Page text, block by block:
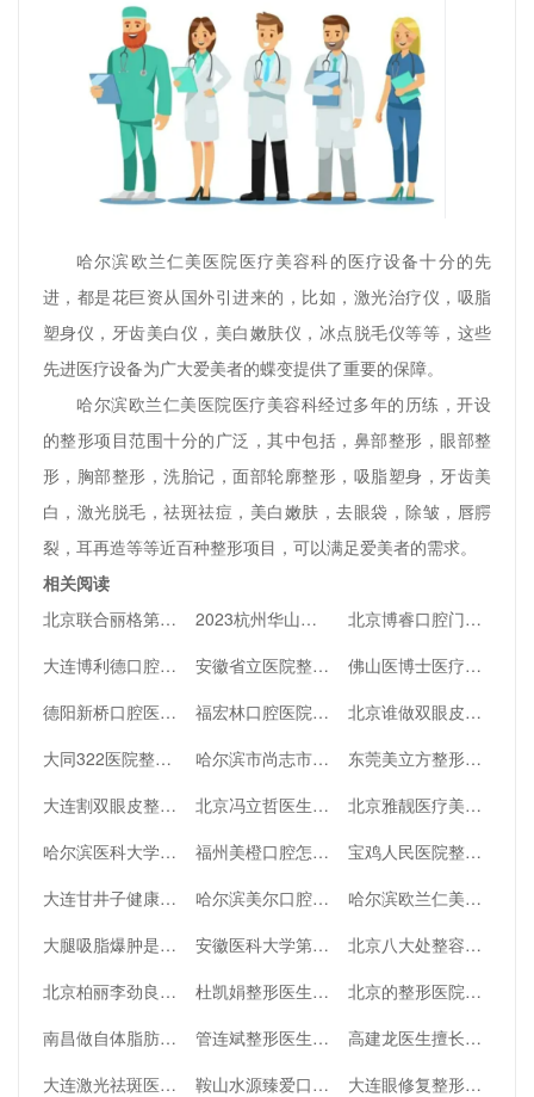
哈尔滨欧兰仁美医院医疗美容科的医疗设备十分的先
进，都是花巨资从国外引进来的，比如，激光治疗仪，吸脂
塑身仪，牙齿美白仪，美白嫩肤仪，冰点脱毛仪等等，这些
先进医疗设备为广大爱美者的蝶变提供了重要的保障。
哈尔滨欧兰仁美医院医疗美容科经过多年的历练，开设
的整形项目范围十分的广泛，其中包括，鼻部整形，眼部整
形，胸部整形，洗胎记，面部轮廓整形，吸脂塑身，牙齿美
白，激光脱毛，祛斑祛痘，美白嫩肤，去眼袋，除皱，唇腭
裂，耳再造等等近百种整形项目，可以满足爱美者的需求。
相关阅读
北京联合丽格第一医院，一家给明星做整形的医院
2023杭州华山连天美医疗美容医院简介！附垫下巴案例
北京博睿口腔门诊部怎么样？正规牙科口碑、坐诊医生资质简介
大连博利德口腔怎么样？医生介绍+擅长项目了解一下
安徽省立医院整形科技术怎么样，附医生详情
佛山医博士医疗美容门诊部怎么样？医生简介、地址统统一览
德阳新桥口腔医院种植牙好吗？附医生资料
福宏林口腔医院是全国连锁的吗？医生？口碑简介及评价一览
北京谁做双眼皮修复好？附王太玲医生案例
大同322医院整形美容口碑怎么样，附医生简历+隆鼻案例
哈尔滨市尚志市人民医院口腔科如何？院内医生及口腔常识一览！
东莞美立方整形美容医院如何？宋兆丹医生介绍_口碑_地址公示
大连割双眼皮整形好医生排名公开， 这些医生做的效果很自然很好看
北京冯立哲医生取奥美定技术咋样？快来看看
北京雅靓医疗美容吸脂如何？口碑评测人气医生-附近期效果图
哈尔滨医科大学附属肿瘤医院整形科有哪些医生
福州美橙口腔怎么样-做牙齿矫正案例+医生口碑分享!
宝鸡人民医院整形美容科割双眼皮效果怎么样？深入扒一扒
大连甘井子健康口腔医院怎么样？医生介绍，医院点评，地址一键全览
哈尔滨美尔口腔门诊部怎么样？附医生名单推荐、口碑赶紧收藏
哈尔滨欧兰仁美医院医疗美容科怎么样？附医院详情
大腿吸脂爆肿是医生打肿胀液的缘故吗-深入了解一下
安徽医科大学第一附属医院整形科怎么样？附医生名单
北京八大处整容医院实力怎么样？医院医生详细介绍如下
北京柏丽李劲良医生鼻修复怎么样？技术水平、口碑点评一览！
杜凯娟整形医生简介及坐诊太原时光整形美容医院介绍，快来看看吧
北京的整形医院哪家好，北京整形医院排行榜分享
南昌做自体脂肪隆胸好的医生介绍，深入了解一下
管连斌整形医生怎么样？技术擅长_评价
高建龙医生擅长什么？个人简介公开
大连激光祛斑医院哪家好，爱德丽格、沙医生等技术都在线~
鞍山水源臻爱口腔门诊部怎么样？医生介绍、医院简介全新解读
大连眼修复整形医生刘志刚在哪个医院，深入了解一下